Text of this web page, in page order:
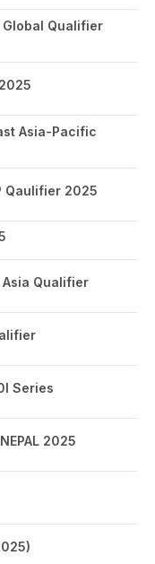
Global Qualifier
Asia-Pacific
Qaulifier 2025
Asia Qualifier
Series
2025